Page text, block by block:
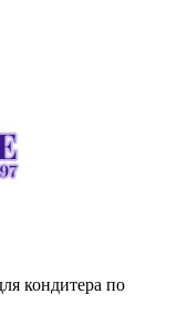
кондитера по